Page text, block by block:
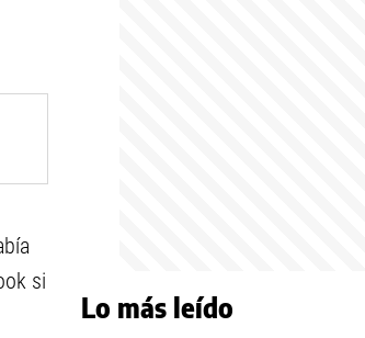
si
Lo más leído